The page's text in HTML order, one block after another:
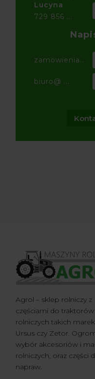
Lucyna
729 856 ...
zamowienia@ ...
biuro@ ...
Agrol – sklep rolniczy z
częściami do traktorów
rolniczych takich
Ursus czy Zetor.
wybór akcesoriów i
rolniczych, oraz części
napraw.